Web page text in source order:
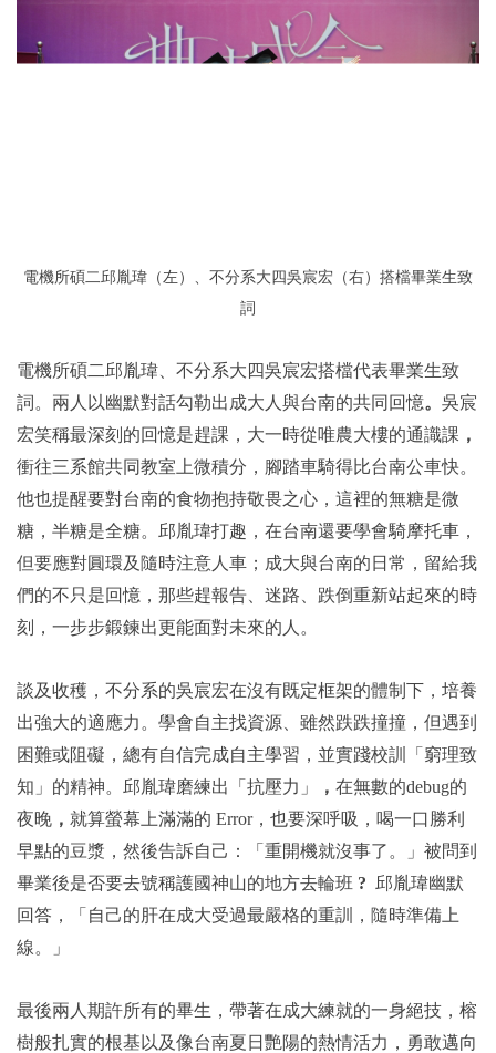
電機所碩二邱胤瑋（左）、不分系大四吳宸宏（右）搭檔畢業生致
詞
電機所碩二邱胤瑋、不分系大四吳宸宏搭檔代表畢業生致
詞。兩人以幽默對話勾勒出成大人與台南的共同回憶。 吳宸
宏笑稱最深刻的回憶是趕課，大一時從唯農大樓的通識課 ，
衝往三系館共同教室上微積分，腳踏車騎得比台南公車快。
他也提醒要對台南的食物抱持敬畏之心，這裡的無糖是微
糖，半糖是全糖。邱胤瑋打趣，在台南還要學會騎摩托車，
但要應對圓環及隨時注意人車；成大與台南的日常，留給我
們的不只是回憶，那些趕報告、迷路、跌倒重新站起來的時
刻，一步步鍛鍊出更能面對未來的人。
談及收穫，不分系的吳宸宏在沒有既定框架的體制下，培養
出強大的適應力。學會自主找資源、雖然跌跌撞撞，但遇到
困難或阻礙，總有自信完成自主學習，並實踐校訓「窮理致
知」的精神。邱胤瑋磨練出「抗壓力」
， 在無數的debug的
夜晚 ， 就算螢幕上滿滿的 Error，也要深呼吸，喝一口勝利
早點的豆漿，然後告訴自己：「重開機就沒事了。」被問到
畢業後是否要去號稱護國神山的地方去輪班 ? 邱胤瑋幽默
回答，「自己的肝在成大受過最嚴格的重訓，隨時準備上
線。」
最後兩人期許所有的畢生，帶著在成大練就的一身絕技，榕
樹般扎實的根基以及像台南夏日艷陽的熱情活力，勇敢邁向